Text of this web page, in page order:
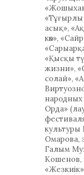
асық»,
көк»,
«Қысқы
жизни»,
солай»,
Орда»
культуры
Омарова,
Галым
Кошенов,